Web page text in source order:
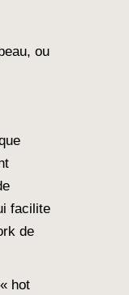
ou
facilite
de
hot